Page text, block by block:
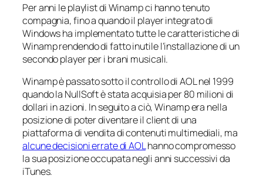
Per anni le playlist di Winamp ci hanno tenuto
compagnia, fino a quando il player integrato di
Windows ha implementato tutte le caratteristiche di
Winamp rendendo di fatto inutile l’installazione di un
secondo player per i brani musicali.
Winamp è passato sotto il controllo di AOL nel 1999
quando la NullSoft è stata acquisia per 80 milioni di
dollari in azioni. In seguito a ciò, Winamp era nella
posizione di poter diventare il client di una
piattaforma di vendita di contenuti multimediali, ma
alcune decisioni errate di AOLhanno compromesso
la sua posizione occupata negli anni successivi da
iTunes.